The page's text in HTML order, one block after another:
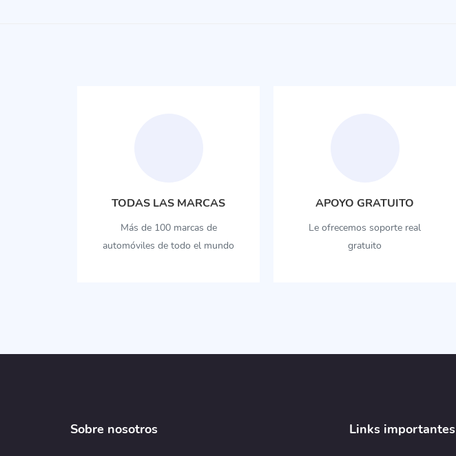
TODAS LAS MARCAS
Más de 100 marcas de
automóviles de todo el mundo
APOYO GRATUITO
Le ofrecemos soporte real
gratuito
Sobre nosotros Links importantes